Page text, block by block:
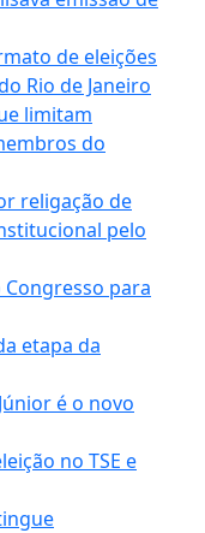
de eleições
Rio de Janeiro
limitam
do
religação de
pelo
para
etapa da
é o novo
no TSE e